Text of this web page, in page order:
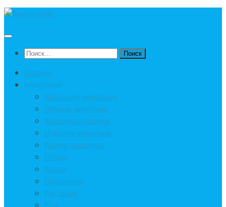
Под
Найти:
Главная
Амигуруми
Домашние животные
Лесные животные
Животные Африка
Морские животные
Другие животные
Птицы
Куклы
Персонажи
Растения
Еда